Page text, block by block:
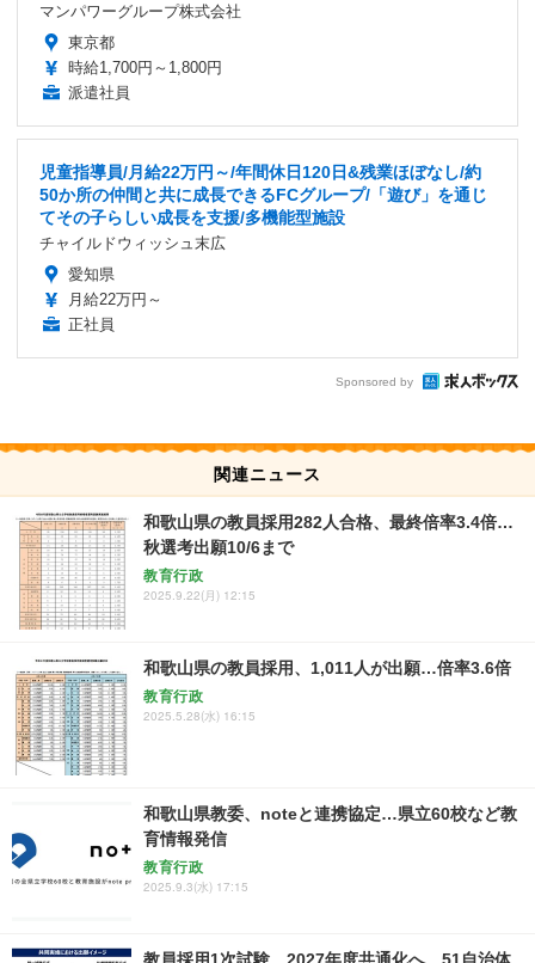
マンパワーグループ株式会社
東京都
時給1,700円～1,800円
派遣社員
児童指導員/月給22万円～/年間休日120日&残業ほぼなし/約
50か所の仲間と共に成長できるFCグループ/「遊び」を通じ
てその子らしい成長を支援/多機能型施設
チャイルドウィッシュ末広
愛知県
月給22万円～
正社員
Sponsored by
関連ニュース
和歌山県の教員採用282人合格、最終倍率3.4倍…
秋選考出願10/6まで
教育行政
2025.9.22(月) 12:15
和歌山県の教員採用、1,011人が出願…倍率3.6倍
教育行政
2025.5.28(水) 16:15
和歌山県教委、noteと連携協定…県立60校など教
育情報発信
教育行政
2025.9.3(水) 17:15